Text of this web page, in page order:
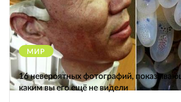
МИР
16 невероятных фотографий,
каким вы его ещё не видели